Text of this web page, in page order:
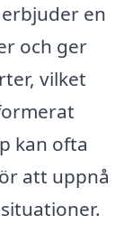
en
och ger
vilket
kan ofta
att uppnå